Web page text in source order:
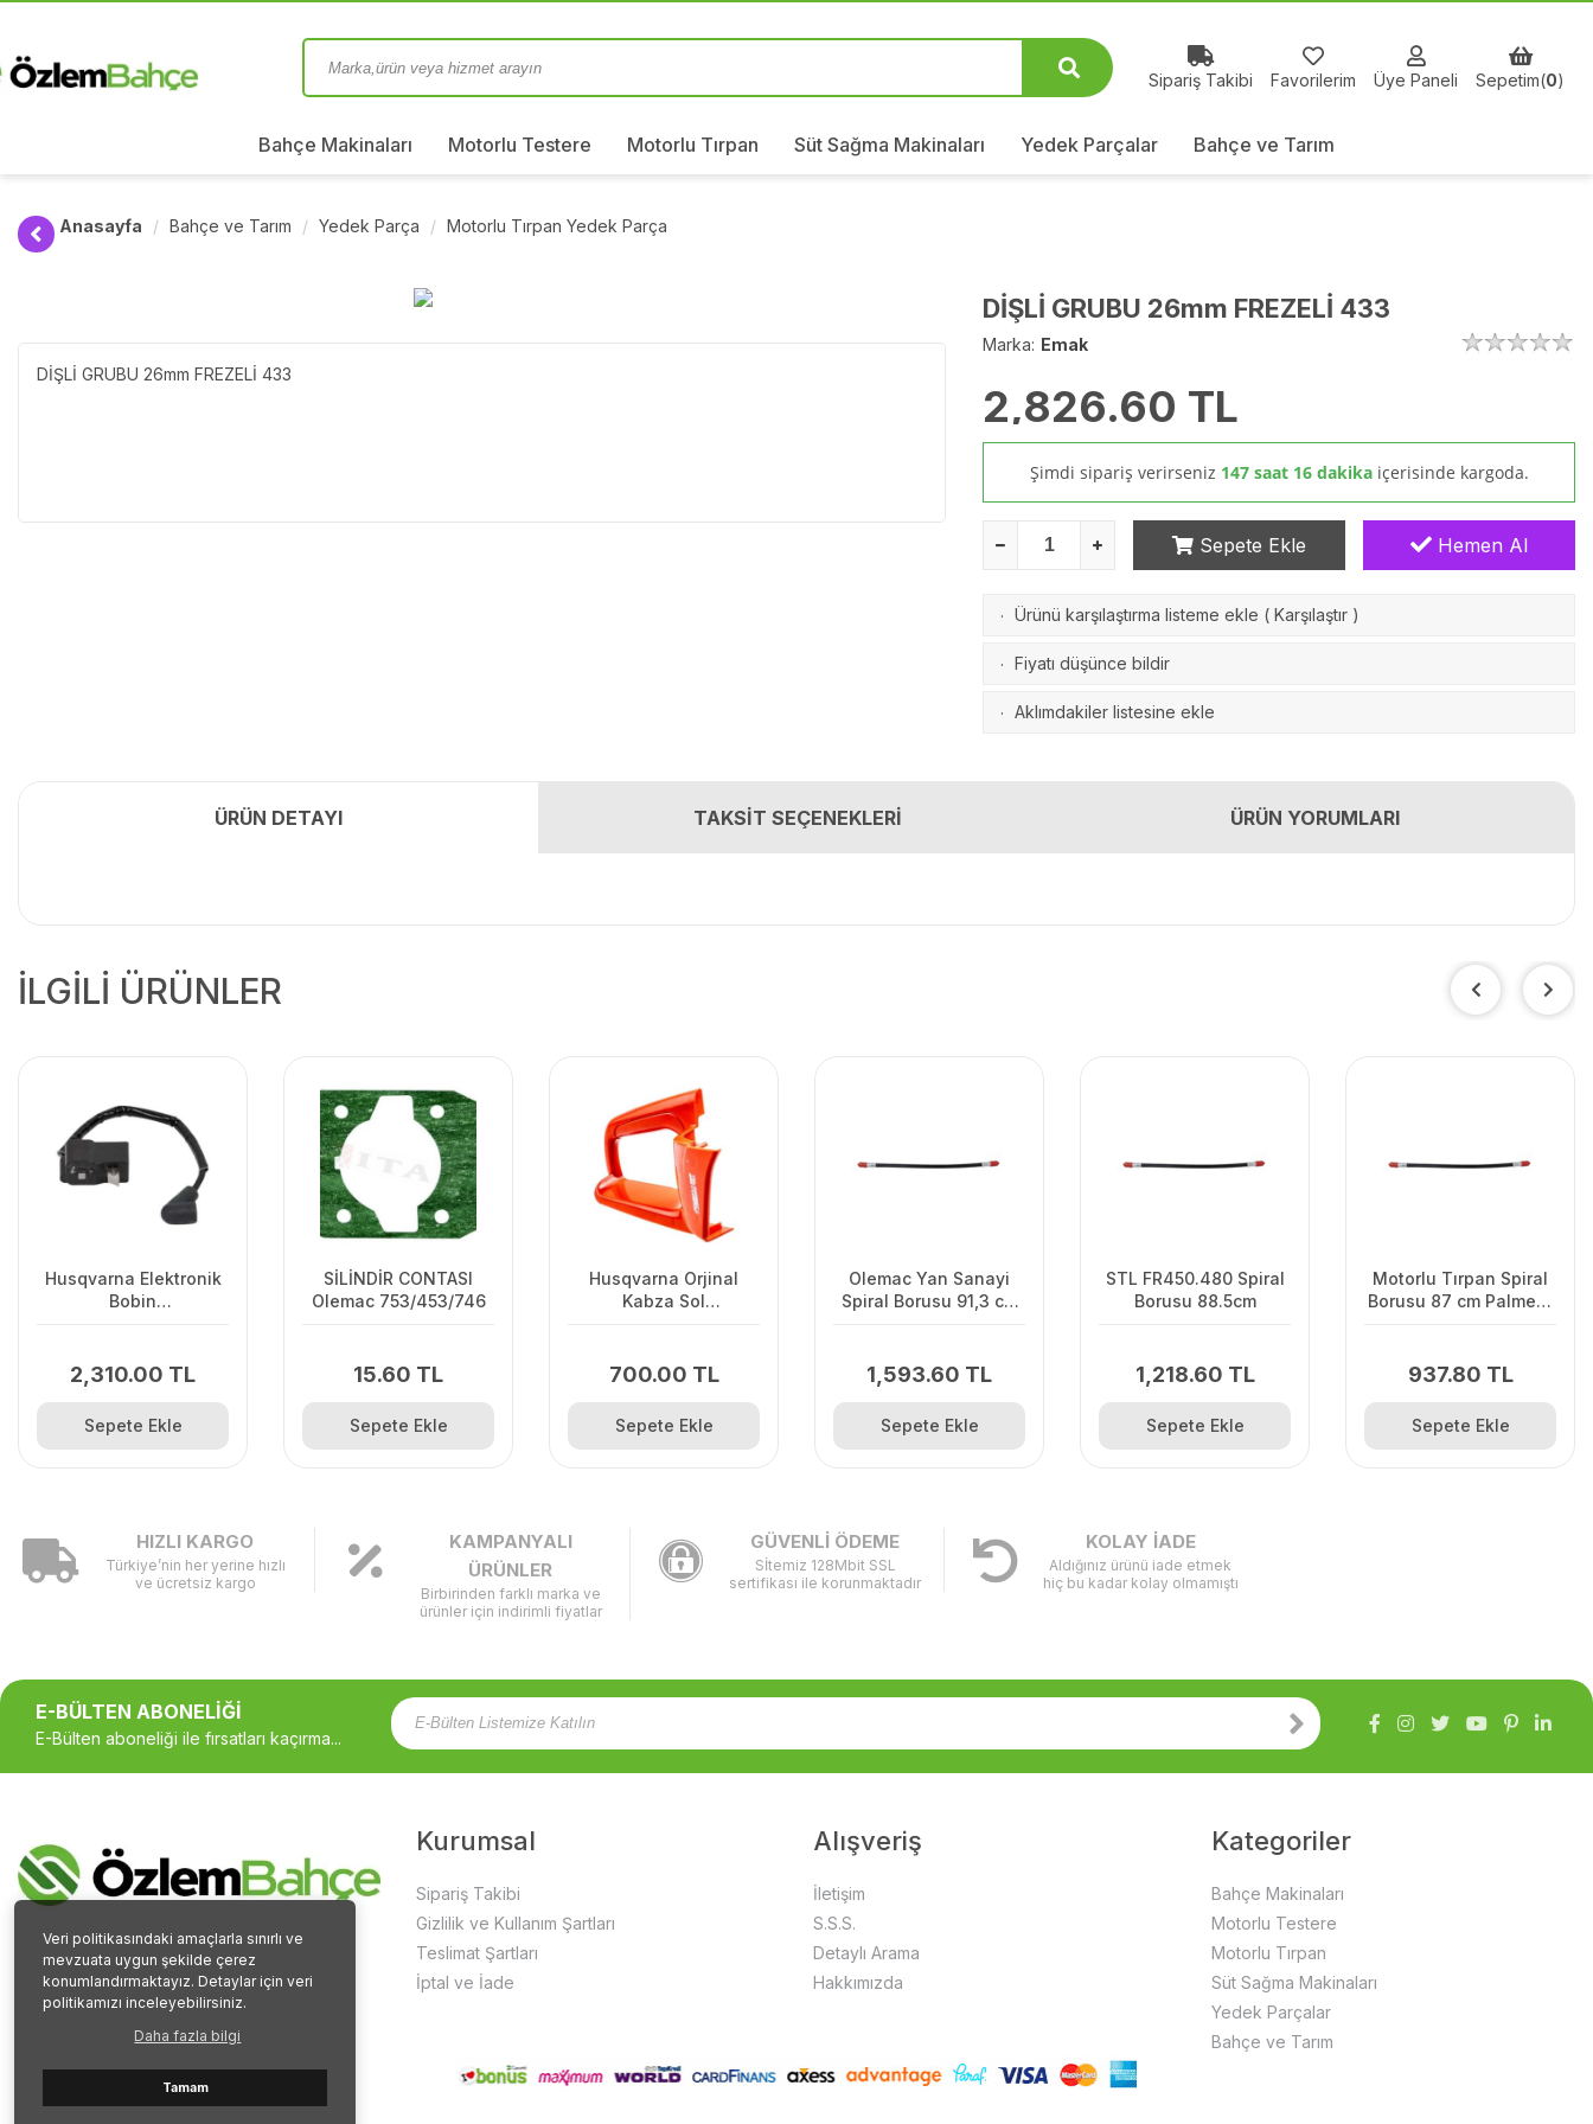
Veri politikasındaki amaçlarla sınırlı ve
mevzuata uygun şekilde çerez
konumlandırmaktayız. Detaylar için veri
politikamızı inceleyebilirsiniz.
Daha fazla bilgi
Tamam
Sipariş Takibi Favorilerim Üye Paneli Sepetim(0)
Bahçe Makinaları Motorlu Testere Motorlu Tırpan Süt Sağma Makinaları Yedek Parçalar Bahçe ve Tarım
Anasayfa Bahçe ve Tarım Yedek Parça Motorlu Tırpan Yedek Parça
DİŞLİ GRUBU 26mm FREZELİ 433
DİŞLİ GRUBU 26mm FREZELİ 433
Marka: Emak
2,826.60 TL
Şimdi sipariş verirseniz 147 saat 16 dakika içerisinde kargoda.
Sepete Ekle Hemen Al
· Ürünü karşılaştırma listeme ekle ( Karşılaştır )
· Fiyatı düşünce bildir
· Aklımdakiler listesine ekle
ÜRÜN DETAYI TAKSİT SEÇENEKLERİ ÜRÜN YORUMLARI
İLGİLİ ÜRÜNLER
Husqvarna Elektronik
Bobin
2,310.00 TL
Sepete Ekle
SİLİNDİR CONTASI
Olemac 753/453/746
15.60 TL
Sepete Ekle
Husqvarna Orjinal
Kabza Sol
700.00 TL
Sepete Ekle
Olemac Yan Sanayi
Spiral Borusu 91,3 cm
1,593.60 TL
Sepete Ekle
STL FR450.480 Spiral
Borusu 88.5cm
1,218.60 TL
Sepete Ekle
Motorlu Tırpan Spiral
Borusu 87 cm Palmera
937.80 TL
Sepete Ekle
HIZLI KARGO
Türkiye’nin her yerine hızlı
ve ücretsiz kargo
KAMPANYALI
ÜRÜNLER
Birbirinden farklı marka ve
ürünler için indirimli fiyatlar
GÜVENLİ ÖDEME
Sİtemiz 128Mbit SSL
sertifikası ile korunmaktadır
KOLAY İADE
Aldığınız ürünü iade etmek
hiç bu kadar kolay olmamıştı
E-BÜLTEN ABONELİĞİ
E-Bülten aboneliği ile fırsatları kaçırma...
Kurumsal
Sipariş Takibi
Gizlilik ve Kullanım Şartları
Teslimat Şartları
İptal ve İade
Alışveriş
İletişim
S.S.S.
Detaylı Arama
Hakkımızda
Kategoriler
Bahçe Makinaları
Motorlu Testere
Motorlu Tırpan
Süt Sağma Makinaları
Yedek Parçalar
Bahçe ve Tarım